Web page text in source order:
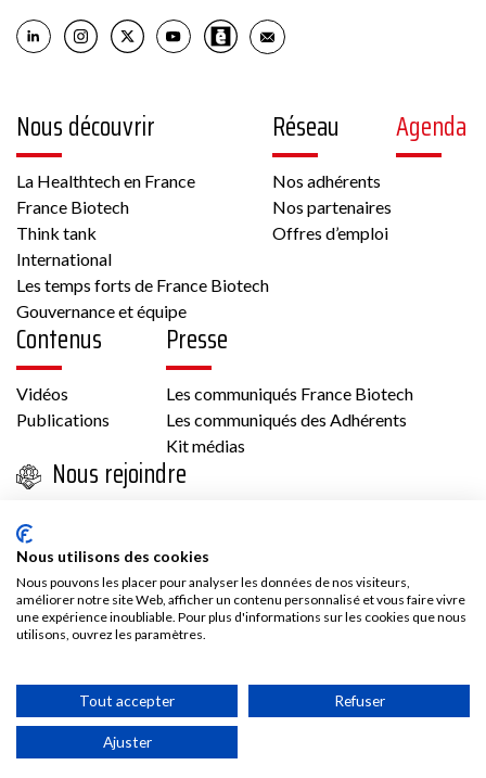
Nous découvrir
La Healthtech en France
France Biotech
Think tank
International
Les temps forts de France Biotech
Gouvernance et équipe
Réseau
Nos adhérents
Nos partenaires
Offres d’emploi
Agenda
Contenus
Vidéos
Publications
Presse
Les communiqués France Biotech
Les communiqués des Adhérents
Kit médias
Nous rejoindre
Adhésion
Les avantages d’adhérer à France Biotech
Accès adhérent
Politique de confidentialité & Cookies
Conditions générales d’utilisation et mentions
Contact
©2025
Nous utilisons des cookies
Nous pouvons les placer pour analyser les données de nos visiteurs,
améliorer notre site Web, afficher un contenu personnalisé et vous faire vivre
une expérience inoubliable. Pour plus d'informations sur les cookies que nous
utilisons, ouvrez les paramètres.
Tout accepter Refuser
Ajuster